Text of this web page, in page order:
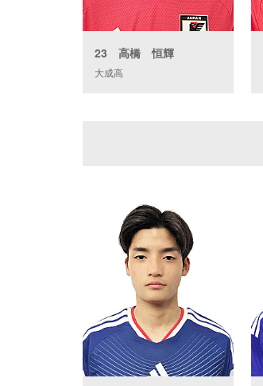
23 高橋 恒輝
大成高